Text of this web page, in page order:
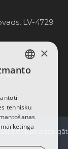
LV-4729
tiesības
LATVIAN
ENGLISH
×
tehnisku